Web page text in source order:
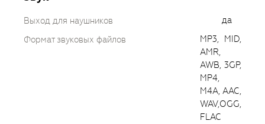
Выход для наушников
да
Формат звуковых файлов
MP3, MID,
AMR,
AWB, 3GP,
MP4,
M4A, AAC,
WAV,OGG,
FLAC